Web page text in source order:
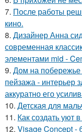
7. После работы
кино.
8. Дизайнер Анна
современная
элементами mid -
9. Дом на
пейзажа - интерьер
аккуратно его
10. Детская для
11. Как создать уют
12. Visage Concept -